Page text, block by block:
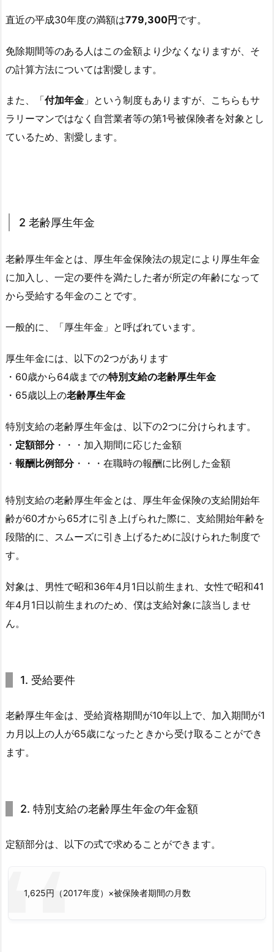
直近の平成30年度の満額は779,300円です。
免除期間等のある人はこの金額より少なくなりますが、そ
の計算方法については割愛します。
また、「付加年金 」という制度もありますが、こちらもサ
ラリーマンではなく自営業者等の第1号被保険者を対象とし
ているため、割愛します。
2 老齢厚生年金
老齢厚生年金とは、厚生年金保険法の規定により厚生年金
に加入し、一定の要件を満たした者が所定の年齢になって
から受給する年金のことです。
一般的に、「厚生年金」と呼ばれています。
厚生年金には、以下の2つがあります
・60歳から64歳までの特別支給の老齢厚生年金
・65歳以上の老齢厚生年金
特別支給の老齢厚生年金は、以下の2つに分けられます。
・ 定額部分・・・加入期間に応じた金額
・ 報酬比例部分・・・在職時の報酬に比例した金額
特別支給の老齢厚生年金とは、厚生年金保険の支給開始年
齢が60才から65才に引き上げられた際に、支給開始年齢を
段階的に、スムーズに引き上げるために設けられた制度で
す。
対象は、男性で昭和36年4月1日以前生まれ、女性で昭和41
年4月1日以前生まれのため、僕は支給対象に該当しませ
ん。
1. 受給要件
老齢厚生年金は、受給資格期間が10年以上で、加入期間が1
カ月以上の人が65歳になったときから受け取ることができ
ます。
2. 特別支給の老齢厚生年金の年金額
定額部分は、以下の式で求めることができます。
1,625円（2017年度）×被保険者期間の月数